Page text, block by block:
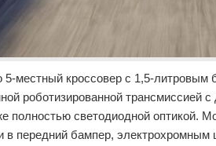
5-местный кроссовер с 1,5-
роботизированной
полностью светодиодной
в передний бампер,